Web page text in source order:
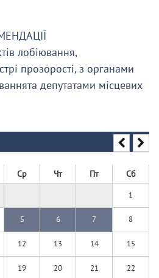
лобіювання,
прозорості, з органами
депутатами місцевих
Ср Чт Пт Сб
1
5 6 7 8
12 13 14 15
19 20 21 22